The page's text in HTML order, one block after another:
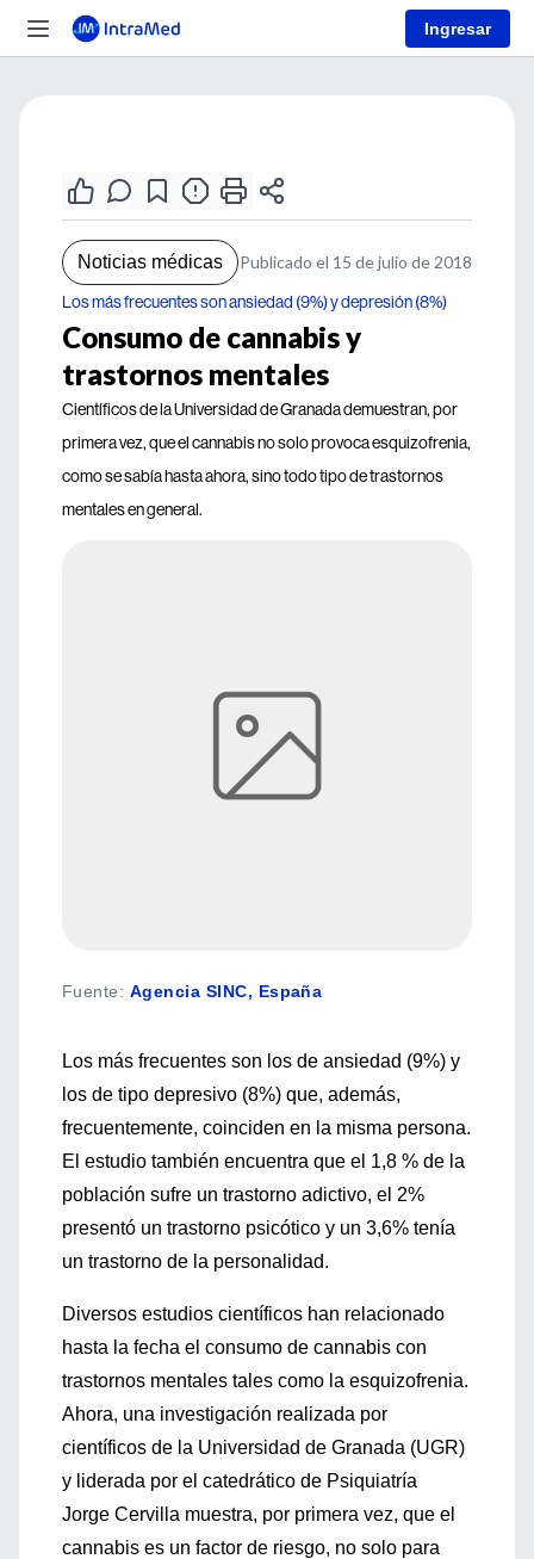
Ingresar
Noticias médicas Publicado el 15 de julio de 2018
Los más frecuentes son ansiedad (9%) y depresión (8%)
Consumo de cannabis y
trastornos mentales
Científicos de la Universidad de Granada demuestran, por
primera vez, que el cannabis no solo provoca esquizofrenia,
como se sabía hasta ahora, sino todo tipo de trastornos
mentales en general.
Fuente: Agencia SINC, España
Los más frecuentes son los de ansiedad (9%) y
los de tipo depresivo (8%) que, además,
frecuentemente, coinciden en la misma persona.
El estudio también encuentra que el 1,8 % de la
población sufre un trastorno adictivo, el 2%
presentó un trastorno psicótico y un 3,6% tenía
un trastorno de la personalidad.
Diversos estudios científicos han relacionado
hasta la fecha el consumo de cannabis con
trastornos mentales tales como la esquizofrenia.
Ahora, una investigación realizada por
científicos de la Universidad de Granada (UGR)
y liderada por el catedrático de Psiquiatría
Jorge Cervilla muestra, por primera vez, que el
cannabis es un factor de riesgo, no solo para